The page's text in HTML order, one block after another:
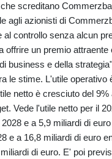
screditano
agli azionisti di
al controllo senza alcun
offrire un premio
business e della
le stime. L'utile operativo
netto è cresciuto del
Vede l'utile netto per il
e a 5,9 miliardi di
e a 16,8 miliardi di euro
di euro. E' poi